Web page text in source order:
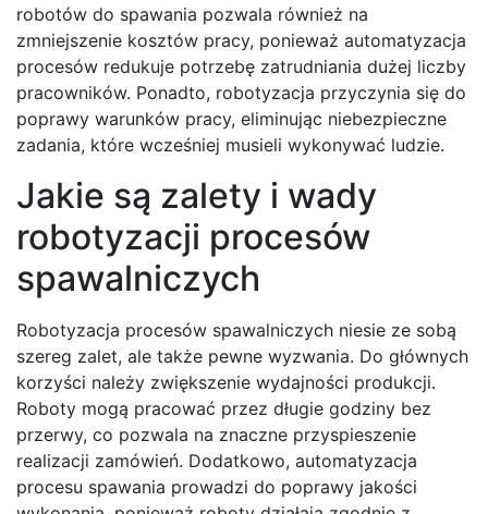
robotów do spawania pozwala również na
zmniejszenie kosztów pracy, ponieważ automatyzacja
procesów redukuje potrzebę zatrudniania dużej liczby
pracowników. Ponadto, robotyzacja przyczynia się do
poprawy warunków pracy, eliminując niebezpieczne
zadania, które wcześniej musieli wykonywać ludzie.
Jakie są zalety i wady
robotyzacji procesów
spawalniczych
Robotyzacja procesów spawalniczych niesie ze sobą
szereg zalet, ale także pewne wyzwania. Do głównych
korzyści należy zwiększenie wydajności produkcji.
Roboty mogą pracować przez długie godziny bez
przerwy, co pozwala na znaczne przyspieszenie
realizacji zamówień. Dodatkowo, automatyzacja
procesu spawania prowadzi do poprawy jakości